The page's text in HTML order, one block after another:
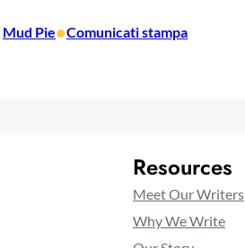
Mud Pie•Comunicati stampa
Resources
Meet Our Writers
Why We Write